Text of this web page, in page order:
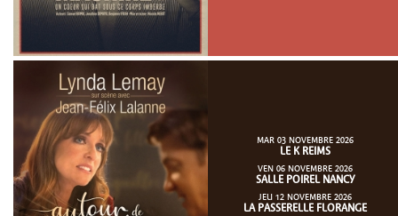
MAR 03 NOVEMBRE 2026
LE K REIMS
VEN 06 NOVEMBRE 2026
SALLE POIREL NANCY
JEU 12 NOVEMBRE 2026
LA PASSERELLE FLORANGE